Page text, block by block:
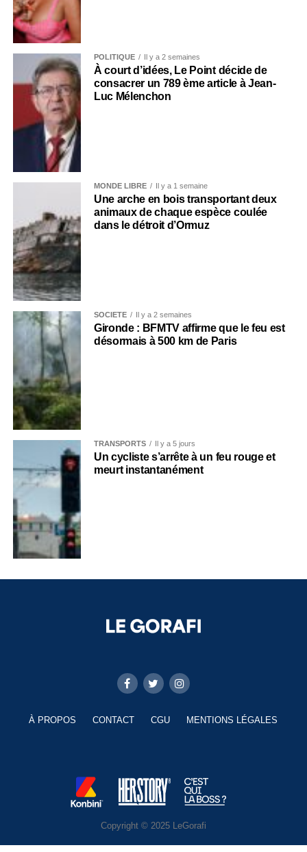
POLITIQUE Il y a 2 semaines
À court d’idées, Le Point décide de
consacrer un 789 ème article à Jean-
Luc Mélenchon
MONDE LIBRE Il y a 1 semaine
Une arche en bois transportant deux
animaux de chaque espèce coulée
dans le détroit d’Ormuz
SOCIÉTÉ Il y a 2 semaines
Gironde : BFMTV affirme que le feu est
désormais à 500 km de Paris
TRANSPORTS Il y a 5 jours
Un cycliste s’arrête à un feu rouge et
meurt instantanément
À PROPOS CONTACT CGU MENTIONS LÉGALES
Copyright © 2025 LeGorafi